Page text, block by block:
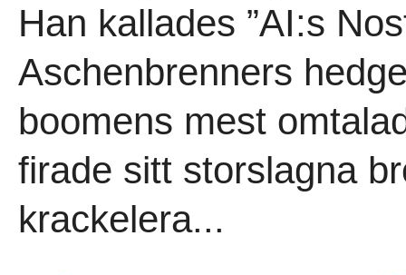
Han kallades ”AI:s
Aschenbrenners
boomens mest
firade sitt storslagna
krackelera...